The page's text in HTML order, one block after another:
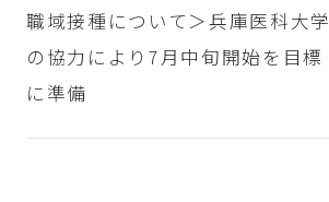
職域接種について＞兵庫医科大学
の協力により7月中旬開始を目標
に準備